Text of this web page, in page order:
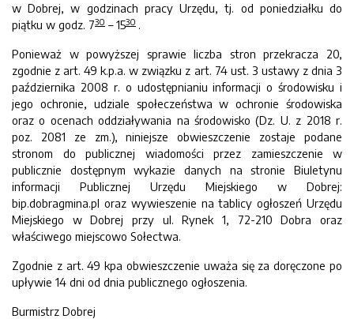
w Dobrej, w godzinach pracy Urzędu, tj. od poniedziałku do
piątku w godz. 730 – 1530 .
Ponieważ w powyższej sprawie liczba stron przekracza 20,
zgodnie z art. 49 k.p.a. w związku z art. 74 ust. 3 ustawy z dnia 3
października 2008 r. o udostępnianiu informacji o środowisku i
jego ochronie, udziale społeczeństwa w ochronie środowiska
oraz o ocenach oddziaływania na środowisko (Dz. U. z 2018 r.
poz. 2081 ze zm.), niniejsze obwieszczenie zostaje podane
stronom do publicznej wiadomości przez zamieszczenie w
publicznie dostępnym wykazie danych na stronie Biuletynu
informacji Publicznej Urzędu Miejskiego w Dobrej:
bip.dobragmina.pl oraz wywieszenie na tablicy ogłoszeń Urzędu
Miejskiego w Dobrej przy ul. Rynek 1, 72-210 Dobra oraz
właściwego miejscowo Sołectwa.
Zgodnie z art. 49 kpa obwieszczenie uważa się za doręczone po
upływie 14 dni od dnia publicznego ogłoszenia.
Burmistrz Dobrej